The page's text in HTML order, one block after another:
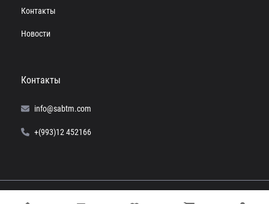
Контакты
Новости
Контакты
info@sabtm.com
+(993)12 452166